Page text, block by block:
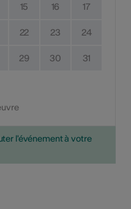
15 16 17
22 23 24
29 30 31
l'événement à votre